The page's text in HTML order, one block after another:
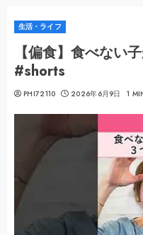
生活・ライフ
【偏食】食べない
#shorts
PHI72110 2026年6月9日 1